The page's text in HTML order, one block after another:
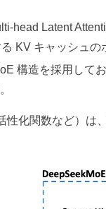
head Latent
KV キャッシュの
構造を採用して
性化関数など）は